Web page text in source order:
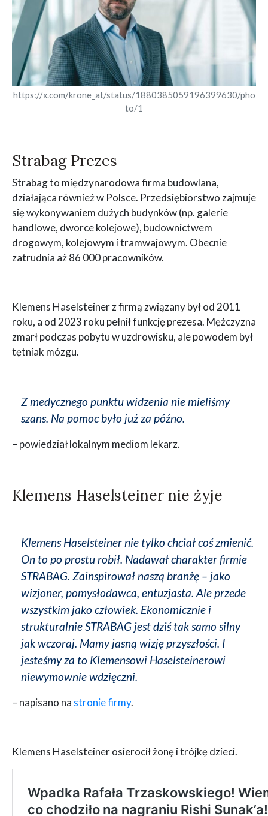
https://x.com/krone_at/status/1880385059196399630/pho
to/1
Strabag Prezes
Strabag to międzynarodowa firma budowlana,
działająca również w Polsce. Przedsiębiorstwo zajmuje
się wykonywaniem dużych budynków (np. galerie
handlowe, dworce kolejowe), budownictwem
drogowym, kolejowym i tramwajowym. Obecnie
zatrudnia aż 86 000 pracowników.
Klemens Haselsteiner z firmą związany był od 2011
roku, a od 2023 roku pełnił funkcję prezesa. Mężczyzna
zmarł podczas pobytu w uzdrowisku, ale powodem był
tętniak mózgu.
Z medycznego punktu widzenia nie mieliśmy
szans. Na pomoc było już za późno.
– powiedział lokalnym mediom lekarz.
Klemens Haselsteiner nie żyje
Klemens Haselsteiner nie tylko chciał coś zmienić.
On to po prostu robił. Nadawał charakter firmie
STRABAG. Zainspirował naszą branżę – jako
wizjoner, pomysłodawca, entuzjasta. Ale przede
wszystkim jako człowiek. Ekonomicznie i
strukturalnie STRABAG jest dziś tak samo silny
jak wczoraj. Mamy jasną wizję przyszłości. I
jesteśmy za to Klemensowi Haselsteinerowi
niewymownie wdzięczni.
– napisano na stronie firmy.
Klemens Haselsteiner osierocił żonę i trójkę dzieci.